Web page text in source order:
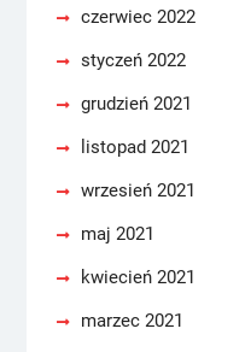
czerwiec 2022
styczeń 2022
grudzień 2021
listopad 2021
wrzesień 2021
maj 2021
kwiecień 2021
marzec 2021